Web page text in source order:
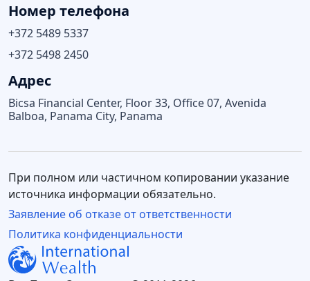
Номер телефона
+372 5489 5337
+372 5498 2450
Адрес
Bicsa Financial Center, Floor 33, Office 07, Avenida
Balboa, Panama City, Panama
Политика конфиденциальности
При полном или частичном копировании указание
источника информации обязательно.
Заявление об отказе от ответственности